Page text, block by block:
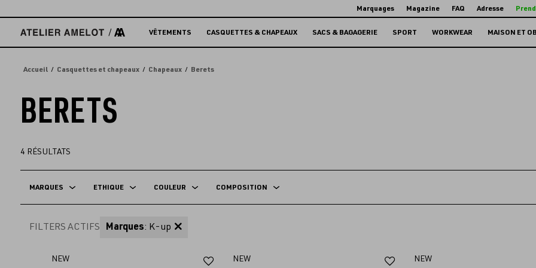
directement
contenu
Marquages Magazine FAQ Adresse
VÊTEMENTS CASQUETTES & CHAPEAUX SACS & BAGAGERIE SPORT WORKWEAR MAISON ET
Accueil Casquettes et chapeaux Chapeaux Berets
BERETS
4 RÉSULTATS
MARQUES ETHIQUE COULEUR COMPOSITION
FILTERS ACTIFS Marques: K-up
NEW
Ajouter
NEW
Ajouter
NEW